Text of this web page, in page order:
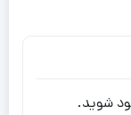
شوید.